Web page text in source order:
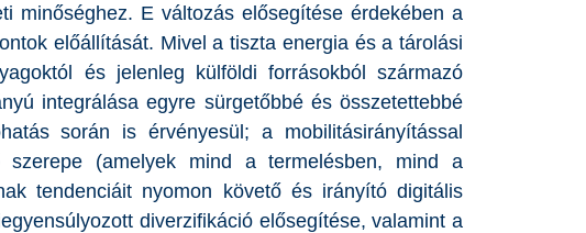
minőséghez. E változás elősegítése érdekében a
előállítását. Mivel a tiszta energia és a tárolási
és jelenleg külföldi forrásokból származó
integrálása egyre sürgetőbbé és összetettebbé
során is érvényesül; a mobilitásirányítással
szerepe (amelyek mind a termelésben, mind a
tendenciáit nyomon követő és irányító digitális
diverzifikáció elősegítése, valamint a